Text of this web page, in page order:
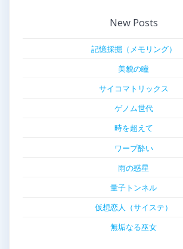
New Posts
記憶採掘（メモリング）
美貌の瞳
サイコマトリックス
ゲノム世代
時を超えて
ワープ酔い
雨の惑星
量子トンネル
仮想恋人（サイステ）
無垢なる巫女